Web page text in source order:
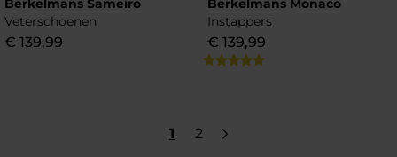
Berkelmans Sameiro
Veterschoenen
€ 139,99
Berkelmans Monaco
Instappers
€ 139,99
1 2